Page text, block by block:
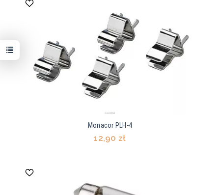
Monacor PLH-4
12,90 zł